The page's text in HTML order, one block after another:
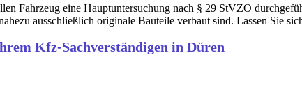
Fahrzeug eine Hauptuntersuchung nach § 29 StVZO
ausschließlich originale Bauteile verbaut sind. Lassen Sie
Kfz-Sachverständigen in Düren